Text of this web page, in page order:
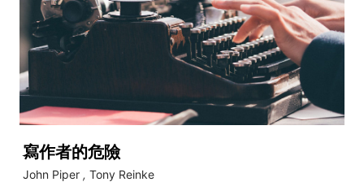
寫作者的危險
John Piper , Tony Reinke